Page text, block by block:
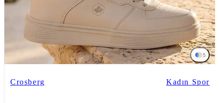
5
Crosberg Kadın Spor